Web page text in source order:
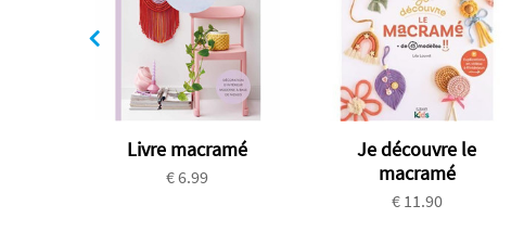
Livre macramé
€ 6.99
Je découvre le
macramé
€ 11.90